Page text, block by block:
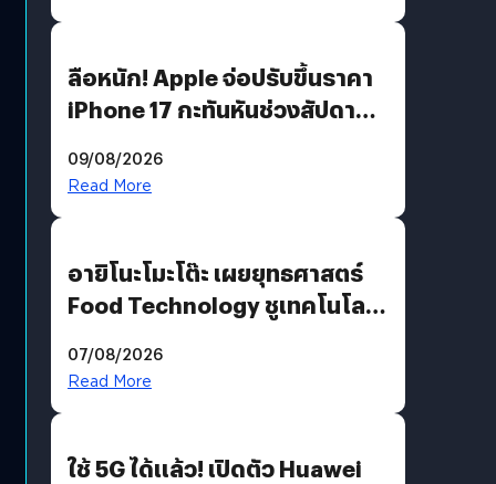
ลือหนัก! Apple จ่อปรับขึ้นราคา
iPhone 17 กะทันหันช่วงสัปดาห์ที่
09/08/2026
Read More
อายิโนะโมะโต๊ะ เผยยุทธศาสตร์
Food Technology ชูเทคโนโลยี
บริโภคและ B2B
07/08/2026
Read More
ใช้ 5G ได้แล้ว! เปิดตัว Huawei